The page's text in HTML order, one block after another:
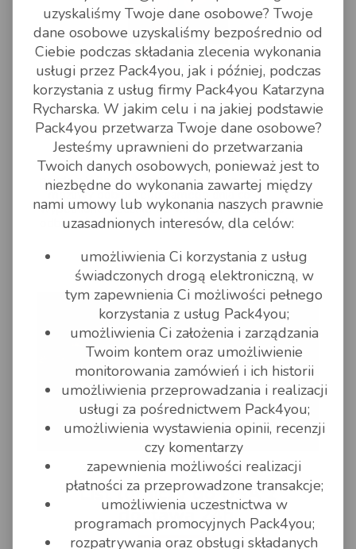
pack4you
Importowa przesyła z krajów
UE z nadaniem jeszcze dziś!
09 STYCZEŃ 2020 - 12:25
Przesyłki importowe z krajów UE, z Niemiec,
paczki z Włoch lub przesyłki z Francji czy Hiszpanii
- możliwy odbiór tego samego dnia co
wypełnione zlecenie! np. kurier UPS realizuje
odbiory tego samego dnia! Prosimy o kontakt
czytaj dalej
pack4you
List lotniczy do USA z
dostawą 24h.
uzyskaliśmy Twoje dane osobowe? Twoje
dane osobowe uzyskaliśmy bezpośrednio od
Ciebie podczas składania zlecenia wykonania
usługi przez Pack4you, jak i później, podczas
korzystania z usług firmy Pack4you Katarzyna
Rycharska. W jakim celu i na jakiej podstawie
Pack4you przetwarza Twoje dane osobowe?
Jesteśmy uprawnieni do przetwarzania
Twoich danych osobowych, ponieważ jest to
niezbędne do wykonania zawartej między
nami umowy lub wykonania naszych prawnie
uzasadnionych interesów, dla celów:
umożliwienia Ci korzystania z usług
świadczonych drogą elektroniczną, w
tym zapewnienia Ci możliwości pełnego
korzystania z usług Pack4you;
umożliwienia Ci założenia i zarządzania
Twoim kontem oraz umożliwienie
monitorowania zamówień i ich historii
umożliwienia przeprowadzania i realizacji
usługi za pośrednictwem Pack4you;
umożliwienia wystawienia opinii, recenzji
czy komentarzy
zapewnienia możliwości realizacji
płatności za przeprowadzone transakcje;
umożliwienia uczestnictwa w
programach promocyjnych Pack4you;
rozpatrywania oraz obsługi składanych